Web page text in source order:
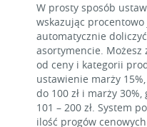
W prosty sposób
wskazując
automatycznie
asortymencie.
od ceny i kategorii
ustawienie marży
do 100 zł i marży
101 – 200 zł. System
ilość progów